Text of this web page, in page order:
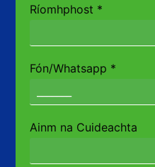
Ríomhphost *
Fón/Whatsapp *
Ainm na Cuideachta